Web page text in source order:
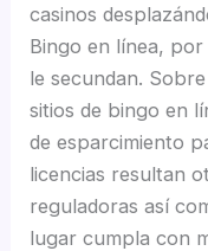
casinos
Bingo en línea,
le secundan.
sitios de bingo en
de esparcimiento
licencias resultan
reguladoras así­
lugar cumpla con